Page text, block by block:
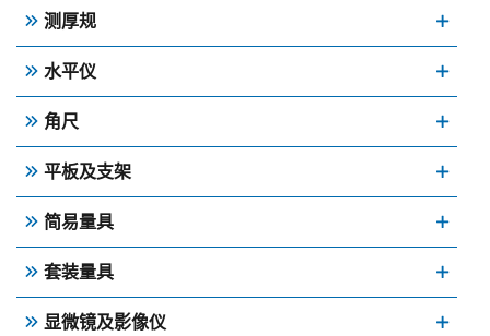
测厚规
水平仪
角尺
平板及支架
简易量具
套装量具
显微镜及影像仪